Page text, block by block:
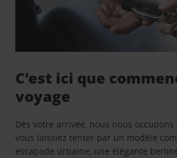
C’est ici que
voyage
Dès votre arrivée, nous nous occupons
vous laissiez tenter par un modèle
escapade urbaine, une élégante